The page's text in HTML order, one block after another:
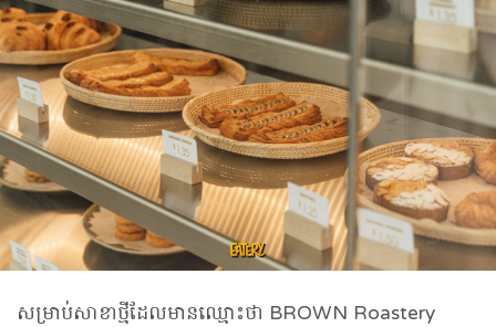
សម្រាប់សាខាថ្មីដែលមានឈ្មោះថា BROWN Roastery